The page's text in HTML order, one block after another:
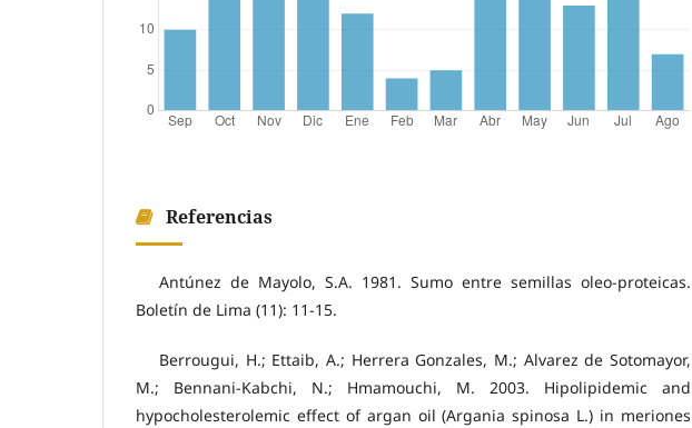
Referencias
Antúnez de Mayolo, S.A. 1981. Sumo entre semillas oleo-proteicas.
Boletín de Lima (11): 11-15.
Berrougui, H.; Ettaib, A.; Herrera Gonzales, M.; Alvarez de Sotomayor,
M.; Bennani-Kabchi, N.; Hmamouchi, M. 2003. Hipolipidemic and
hypocholesterolemic effect of argan oil (Argania spinosa L.) in meriones